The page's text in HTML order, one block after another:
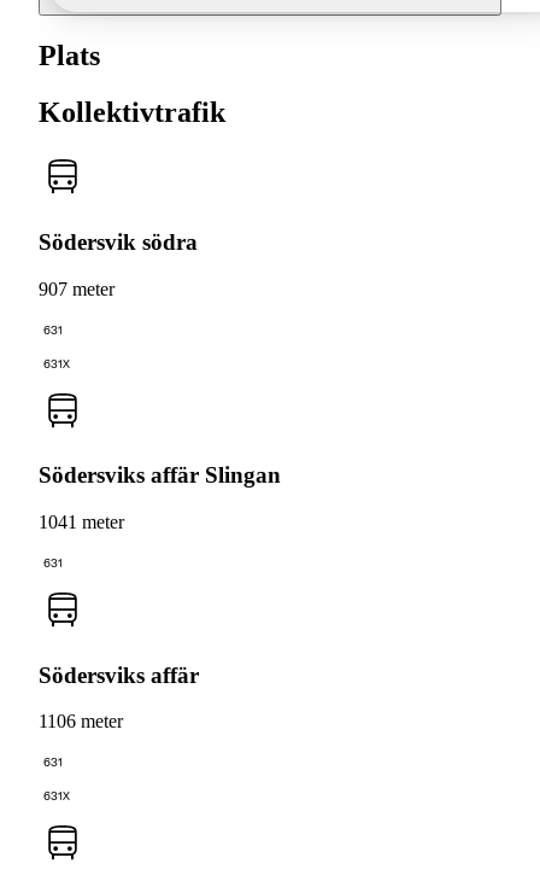
Plats
Kollektivtrafik
Södersvik södra
907 meter
631
631X
Södersviks affär Slingan
1041 meter
631
Södersviks affär
1106 meter
631
631X